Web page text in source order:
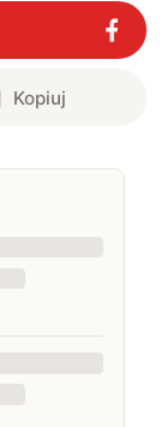
Kopiuj